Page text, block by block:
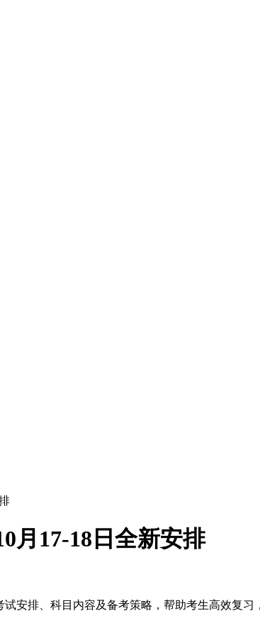
月17-18日全新安排
安排、科目内容及备考策略，帮助考生高效复习